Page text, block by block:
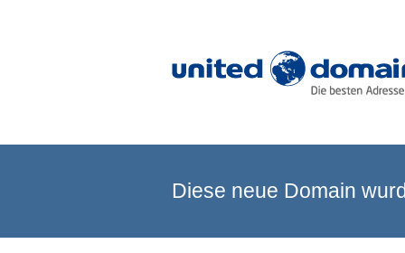
Diese neue Domain